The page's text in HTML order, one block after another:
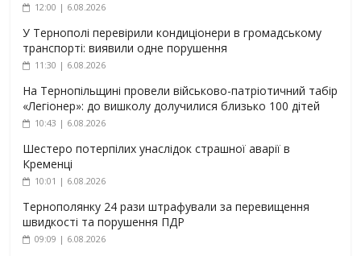
12:00 | 6.08.2026
У Тернополі перевірили кондиціонери в громадському
транспорті: виявили одне порушення
11:30 | 6.08.2026
На Тернопільщині провели військово-патріотичний табір
«Легіонер»: до вишколу долучилися близько 100 дітей
10:43 | 6.08.2026
Шестеро потерпілих унаслідок страшної аварії в
Кременці
10:01 | 6.08.2026
Тернополянку 24 рази штрафували за перевищення
швидкості та порушення ПДР
09:09 | 6.08.2026